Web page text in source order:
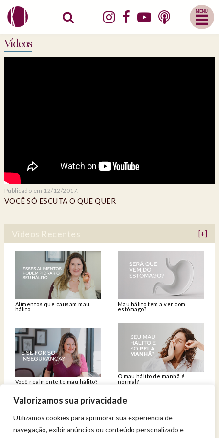
Valorizamos sua privacidade
Utilizamos cookies para aprimorar sua experiência de
navegação, exibir anúncios ou conteúdo personalizado e
Abrir
Menu
Mobile
Vídeos
Publicado em 12/12/2017.
VOCÊ SÓ ESCUTA O QUE QUER
Vídeos Recentes [+]
Alimentos que causam mau
hálito
Mau hálito tem a ver com
estômago?
Você realmente te mau hálito?
O mau hálito de manhã é
normal?
Venha viver uma experiência de bem-estar.
Entregue a sua saúde a uma profissional qualificada.